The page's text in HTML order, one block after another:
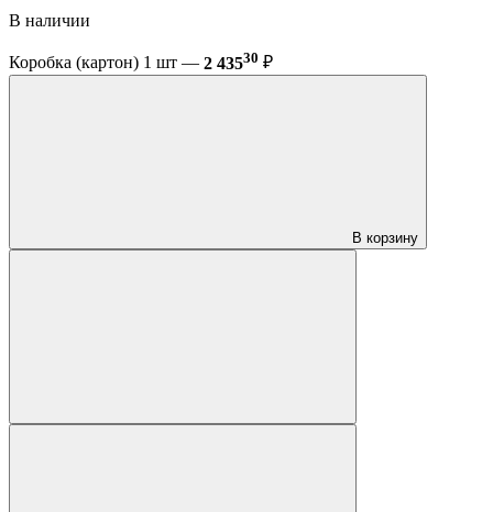
В наличии
Коробка (картон) 1 шт — 2 43530 ₽
В корзину